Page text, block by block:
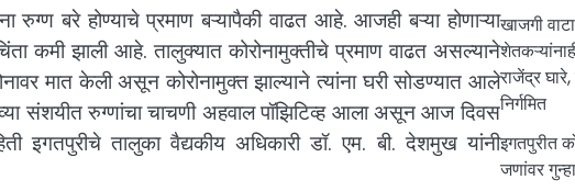
रुग्ण बरे होण्याचे प्रमाण बऱ्यापैकी वाढत आहे. आजही बऱ्या होणाऱ्या
कमी झाली आहे. तालुक्यात कोरोनामुक्तीचे प्रमाण वाढत असल्याने
मात केली असून कोरोनामुक्त झाल्याने त्यांना घरी सोडण्यात आले
संशयीत रुग्णांचा चाचणी अहवाल पॉझिटिव्ह आला असून आज दिवस
इगतपुरीचे तालुका वैद्यकीय अधिकारी डॉ. एम. बी. देशमुख यांनी
खाजगी
राजेंद्र
निर्गमित
इगतपुरीत
जणांवर